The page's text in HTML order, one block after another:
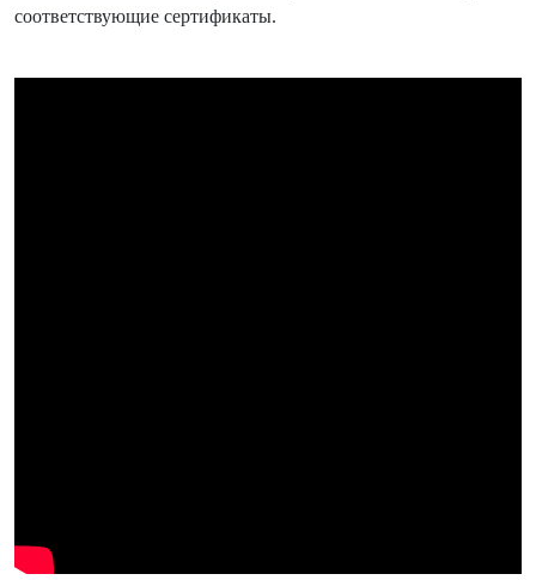
соответствующие сертификаты.